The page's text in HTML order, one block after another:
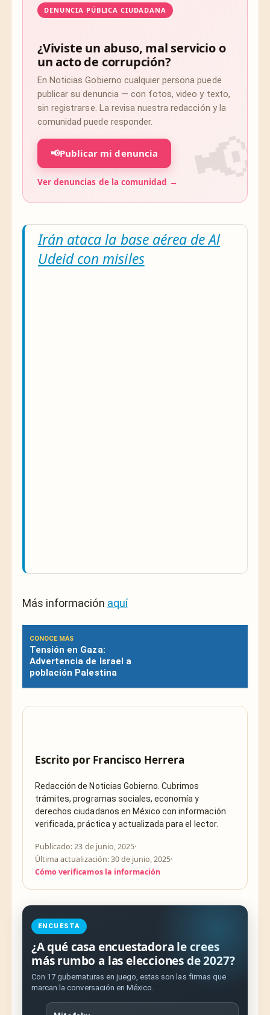
DENUNCIA PÚBLICA CIUDADANA
¿Viviste un abuso, mal servicio o
un acto de corrupción?
En Noticias Gobierno cualquier persona puede
publicar su denuncia — con fotos, video y texto,
sin registrarse. La revisa nuestra redacción y la
comunidad puede responder.
📢Publicar mi denuncia
Ver denuncias de la comunidad →
Irán ataca la base aérea de Al
Udeid con misiles
Más información aquí
CONOCE MÁS
Tensión en Gaza:
Advertencia de Israel a
población Palestina
Escrito por Francisco Herrera
Redacción de Noticias Gobierno. Cubrimos
trámites, programas sociales, economía y
derechos ciudadanos en México con información
verificada, práctica y actualizada para el lector.
Publicado: 23 de junio, 2025·
Última actualización: 30 de junio, 2025·
Cómo verificamos la información
ENCUESTA
¿A qué casa encuestadora le crees
más rumbo a las elecciones de 2027?
Con 17 gubernaturas en juego, estas son las firmas que
marcan la conversación en México.